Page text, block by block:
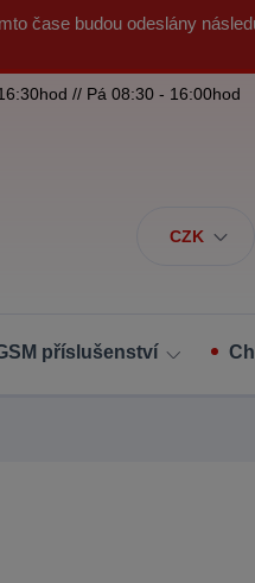
čase budou odeslány
CZK
// Pá 08:30 - 16:00hod
příslušenství